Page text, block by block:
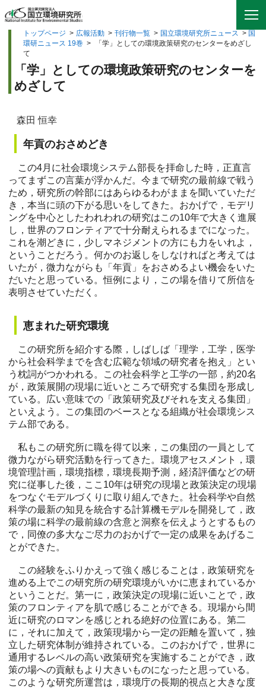
トップページ > 広報活動 > 刊行物一覧 > 国立環境研究所ニュース > 国
環研ニュース 19巻 >
「学」としての環境政策研究のセンターをめざし
て
「学」としての環境政策研究のセンターを
めざして
森田 恒幸
年貢のおさめどき
この4月に社会環境システム部長を拝命した時，正直言
ってまずこの言葉が浮かんだ。今まで研究の最前線で戦う
ため，研究所の幹部にはあらゆるわがままを聞いていただ
き，本当に頭の下がる思いをしてきた。おかげで，モデリ
ングを中心としたわれわれの研究はこの10年で大きく進展
し，世界のフロンティアで十分耐えられるまでになった。
これを潮どきに，少しマネジメントの方にも力をいれよ，
ということだろう。何かのお返しをしなければと考えては
いたが，微力ながらも「年貢」をおさめるよい機会をいた
だいたと思っている。恒例により，この場を借りて所信を
表明させていただく。
恵まれた研究環境
この研究所を紹介する際，しばしば「理学，工学，医学
から社会科学までを含む広範な領域の研究者を抱え」とい
う枕詞がつかわれる。この社会科学と工学の一部，約20名
が，政策展開の現場に近いところで研究する集団を形成し
ている。広い意味での「政策研究及びそれを支える集団」
といえよう。この集団のベースとなる組織が社会環境シス
テム部である。
私もこの研究所に職を得て以来，この集団の一員として
微力ながら研究活動を行ってきた。環境アセスメント，環
境管理計画，環境指標，環境長期予測，経済評価などの研
究に従事した後，ここ10年は研究の現場と政策決定の現場
をつなぐモデルづくりに取り組んできた。社会科学や自然
科学の最新の知見を統合する計算機モデルを開発して，政
策の場に科学の最前線の含意と洞察を伝えようとするもの
で，同僚の多大なご尽力のおかげで一定の成果をあげるこ
とができた。
この経験をふりかえって強く感じることは，政策研究を
進める上でこの研究所の研究環境がいかに恵まれているか
ということだ。第一に，政策決定の現場に近いことで，政
策のフロンティアを肌で感じることができる。現場から間
近に研究のロマンを感じとれる絶好の位置にある。第二
に，それに加えて，政策現場から一定の距離を置いて，独
立した研究体制が維持されている。このおかげで，世界に
通用するレベルの高い政策研究を実施することができ，政
策の場への貢献もより大きいものになったと思っている。
このような研究所運営は，環境庁の長期的視点と大きな度